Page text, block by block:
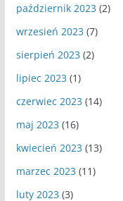
październik 2023 (2)
wrzesień 2023 (7)
sierpień 2023 (2)
lipiec 2023 (1)
czerwiec 2023 (14)
maj 2023 (16)
kwiecień 2023 (13)
marzec 2023 (11)
luty 2023 (3)